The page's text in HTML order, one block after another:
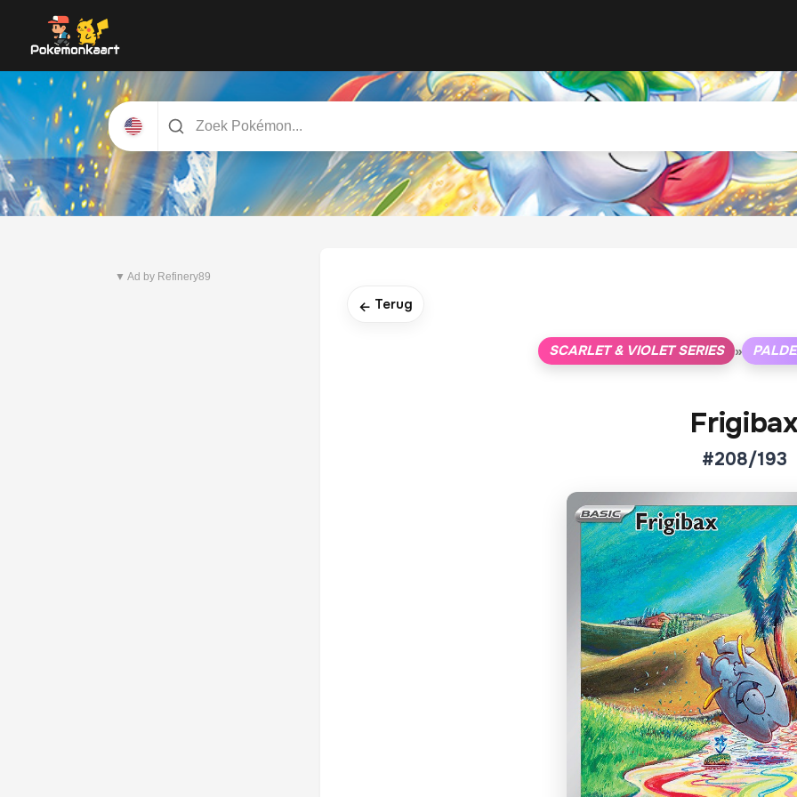
Pitch Black
▼ Ad by Refinery89
← Terug
SCARLET & VIOLET SERIES »
#208/193